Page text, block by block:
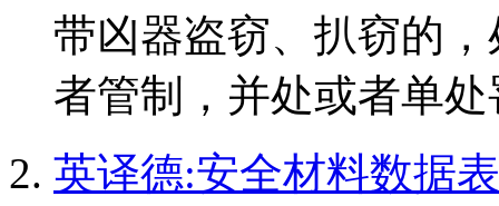
带凶器盗窃、扒窃的
者管制，并处或者单
英译德:安全材料数据